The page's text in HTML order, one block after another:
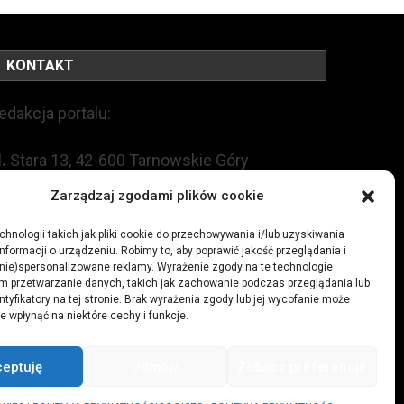
Zarządzaj zgodami plików cookie
takich jak pliki cookie do przechowywania i/lub uzyskiwania
o urządzeniu. Robimy to, aby poprawić jakość przeglądania i
reklamy. Wyrażenie zgody na te technologie
przetwarzanie danych, takich jak zachowanie podczas przeglądania lub
na tej stronie. Brak wyrażenia zgody lub jej wycofanie może
wpłynąć na niektóre cechy i funkcje.
KONTAKT
portalu:
Stara 13, 42-600 Tarnowskie Góry
+48 509 547 822
redakcja@czytamiwiem.pl
biuro@czytamiwiem.pl